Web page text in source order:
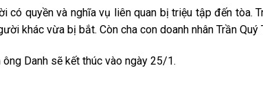
có quyền và nghĩa vụ liên quan bị triệu tập đến tòa.
khác vừa bị bắt. Còn cha con doanh nhân Trần
Danh sẽ kết thúc vào ngày 25/1.